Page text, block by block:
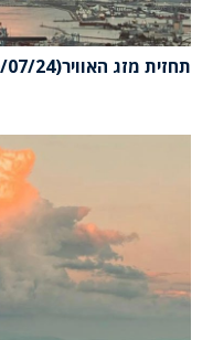
תחזית מזג האוויר(16/07/24): שרבי וחם, בחוף הביל